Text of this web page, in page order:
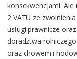
konsekwencjami. Ale
2 VATU ze
usługi prawnicze
doradztwa
oraz chowem i